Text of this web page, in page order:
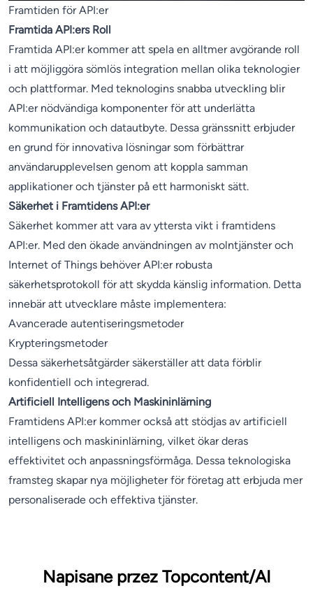
Framtiden för API:er
Framtida API:ers Roll
Framtida API:er kommer att spela en alltmer avgörande roll
i att möjliggöra sömlös integration mellan olika teknologier
och plattformar. Med teknologins snabba utveckling blir
API:er nödvändiga komponenter för att underlätta
kommunikation och datautbyte. Dessa gränssnitt erbjuder
en grund för innovativa lösningar som förbättrar
användarupplevelsen genom att koppla samman
applikationer och tjänster på ett harmoniskt sätt.
Säkerhet i Framtidens API:er
Säkerhet kommer att vara av yttersta vikt i framtidens
API:er. Med den ökade användningen av molntjänster och
Internet of Things behöver API:er robusta
säkerhetsprotokoll för att skydda känslig information. Detta
innebär att utvecklare måste implementera:
Avancerade autentiseringsmetoder
Krypteringsmetoder
Dessa säkerhetsåtgärder säkerställer att data förblir
konfidentiell och integrerad.
Artificiell Intelligens och Maskininlärning
Framtidens API:er kommer också att stödjas av artificiell
intelligens och maskininlärning, vilket ökar deras
effektivitet och anpassningsförmåga. Dessa teknologiska
framsteg skapar nya möjligheter för företag att erbjuda mer
personaliserade och effektiva tjänster.
Napisane przez Topcontent/AI